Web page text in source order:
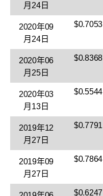
月24日
2020年09
月24日
$0.7053
2020年06
月25日
$0.8368
2020年03
月13日
$0.5544
2019年12
月27日
$0.7791
2019年09
月27日
$0.7864
$0.6247